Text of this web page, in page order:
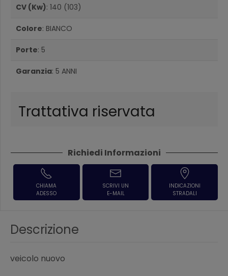
CV (Kw): 140 (103)
Colore: BIANCO
Porte: 5
Garanzia: 5 ANNI
Trattativa riservata
Richiedi Informazioni
CHIAMA
ADESSO
SCRIVI UN
E-MAIL
INDICAZIONI
STRADALI
Descrizione
veicolo nuovo